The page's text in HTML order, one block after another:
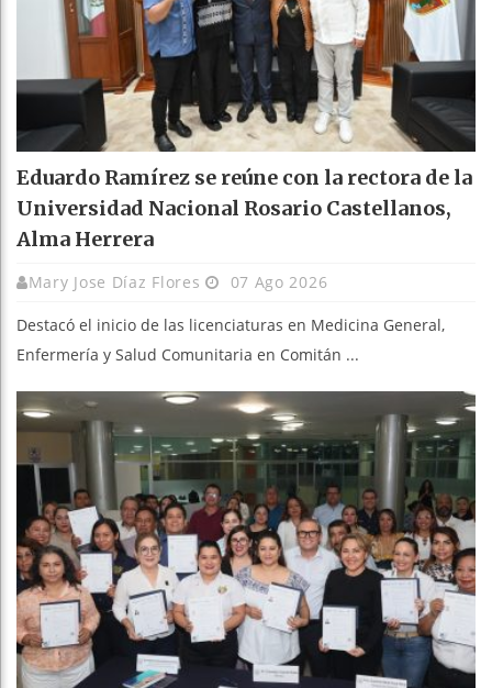
Eduardo Ramírez se reúne con la rectora de la
Universidad Nacional Rosario Castellanos,
Alma Herrera
Mary Jose Díaz Flores 07 Ago 2026
Destacó el inicio de las licenciaturas en Medicina General,
Enfermería y Salud Comunitaria en Comitán ...